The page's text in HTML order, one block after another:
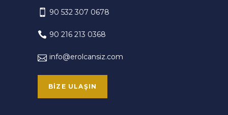
90 532 307 0678
90 216 213 0368
info@erolcansiz.com
BIZE ULAŞIN